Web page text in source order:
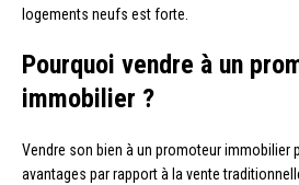
logements neufs est forte.
Pourquoi vendre à un
immobilier ?
Vendre son bien à un promoteur immobilier
avantages par rapport à la vente